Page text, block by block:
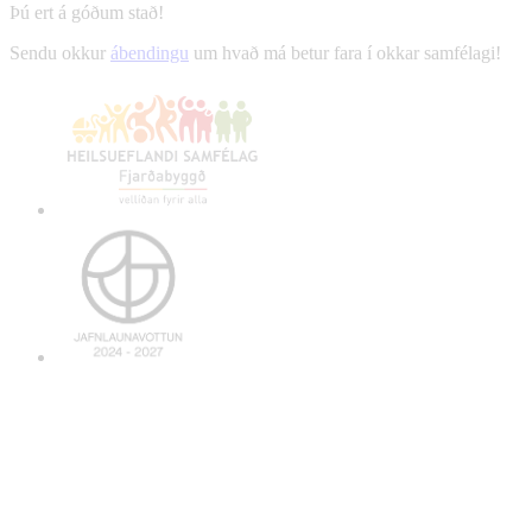
Þú ert á góðum stað!
Sendu okkur ábendingu um hvað má betur fara í okkar samfélagi!